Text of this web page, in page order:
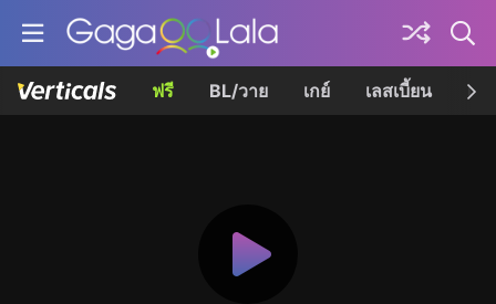
ฟรี BL/วาย เกย์ เลสเบี้ยน เค